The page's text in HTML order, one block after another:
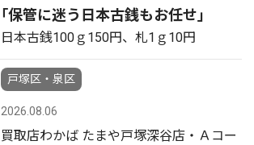
｢保管に迷う日本古銭もお任せ｣
日本古銭100ｇ150円、札1ｇ10円
戸塚区・泉区
2026.08.06
買取店わかば たまや戸塚深谷店・Ａコー